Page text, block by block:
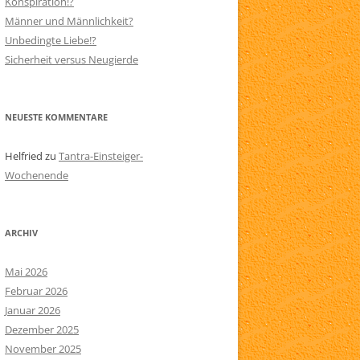
SITEMAP
Männer und Männlichkeit?
Unbedingte Liebe!?
Sicherheit versus Neugierde
NEUESTE KOMMENTARE
Helfried zu Tantra-Einsteiger-
Wochenende
ARCHIV
Mai 2026
Februar 2026
Januar 2026
Dezember 2025
November 2025